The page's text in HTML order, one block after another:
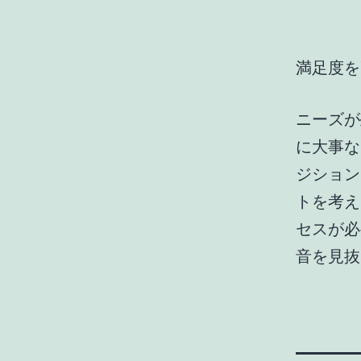
満足度
ニーズ
に大事
ジショ
トを考
セスが
音を見